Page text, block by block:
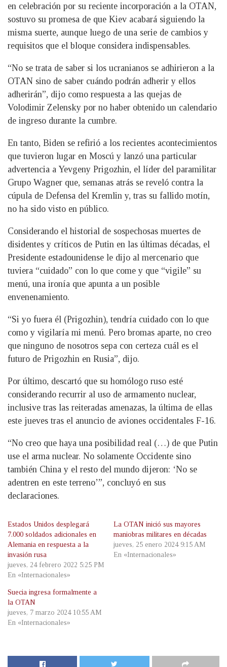
en celebración por su reciente incorporación a la OTAN,
sostuvo su promesa de que Kiev acabará siguiendo la
misma suerte, aunque luego de una serie de cambios y
requisitos que el bloque considera indispensables.
“No se trata de saber si los ucranianos se adhirieron a la
OTAN sino de saber cuándo podrán adherir y ellos
adherirán”, dijo como respuesta a las quejas de
Volodimir Zelensky por no haber obtenido un calendario
de ingreso durante la cumbre.
En tanto, Biden se refirió a los recientes acontecimientos
que tuvieron lugar en Moscú y lanzó una particular
advertencia a Yevgeny Prigozhin, el líder del paramilitar
Grupo Wagner que, semanas atrás se reveló contra la
cúpula de Defensa del Kremlin y, tras su fallido motín,
no ha sido visto en público.
Considerando el historial de sospechosas muertes de
disidentes y críticos de Putin en las últimas décadas, el
Presidente estadounidense le dijo al mercenario que
tuviera “cuidado” con lo que come y que “vigile” su
menú, una ironía que apunta a un posible
envenenamiento.
“Si yo fuera él (Prigozhin), tendría cuidado con lo que
como y vigilaría mi menú. Pero bromas aparte, no creo
que ninguno de nosotros sepa con certeza cuál es el
futuro de Prigozhin en Rusia”, dijo.
Por último, descartó que su homólogo ruso esté
considerando recurrir al uso de armamento nuclear,
inclusive tras las reiteradas amenazas, la última de ellas
este jueves tras el anuncio de aviones occidentales F-16.
“No creo que haya una posibilidad real (…) de que Putin
use el arma nuclear. No solamente Occidente sino
también China y el resto del mundo dijeron: ‘No se
adentren en este terreno’”, concluyó en sus
declaraciones.
Estados Unidos desplegará
7.000 soldados adicionales en
Alemania en respuesta a la
invasión rusa
jueves, 24 febrero 2022 5:25 PM
En «Internacionales»
La OTAN inició sus mayores
maniobras militares en décadas
jueves, 25 enero 2024 9:15 AM
En «Internacionales»
Suecia ingresa formalmente a
la OTAN
jueves, 7 marzo 2024 10:55 AM
En «Internacionales»